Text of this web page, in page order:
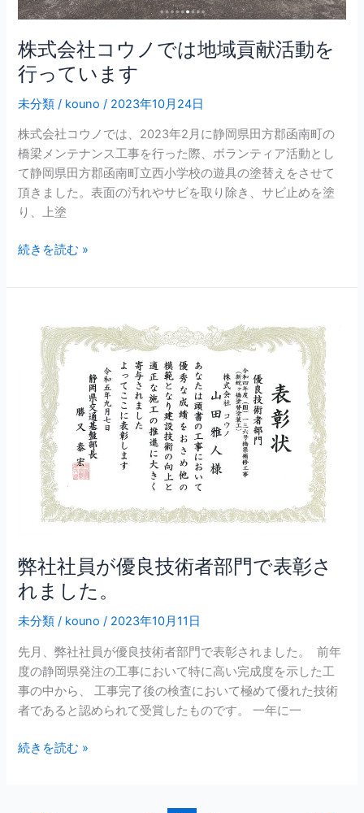
株式会社コウノでは地域貢献活動を
行っています
未分類 / kouno/ 2023年10月24日
株式会社コウノでは、2023年2月に静岡県田方郡函南町の
橋梁メンテナンス工事を行った際、ボランティア活動とし
て静岡県田方郡函南町立西小学校の遊具の塗替えをさせて
頂きました。表面の汚れやサビを取り除き、サビ止めを塗
り、上塗
行
て
い
す
続きを読む »
弊社社員が優良技術者部門で表彰さ
れました。
未分類 / kouno/ 2023年10月11日
先月、弊社社員が優良技術者部門で表彰されました。 前年
度の静岡県発注の工事において特に高い完成度を示した工
事の中から、 工事完了後の検査において極めて優れた技術
者であると認められて受賞したものです。 一年に一
表
彰
れ
ま
し
た。
続きを読む »